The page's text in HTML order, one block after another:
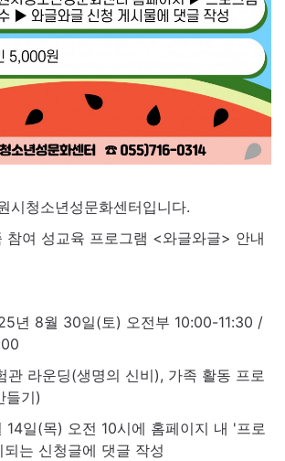
시청소년성문화센터입니다.
여 성교육 프로그램 <와글와글> 안내
년 8월 30일(토) 오전부 10:00-11:30 /
라운딩(생명의 신비), 가족 활동 프로
들기)
일(목) 오전 10시에 홈페이지 내 '프로
는 신청글에 댓글 작성